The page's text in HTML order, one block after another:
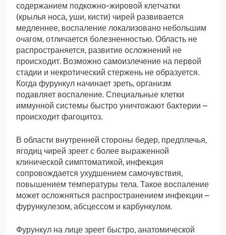
содержанием подкожно-жировой клетчатки
(крылья носа, уши, кисти) чирей развивается
медленнее, воспаление локализовано небольшим
очагом, отличается болезненностью. Область не
распространяется, развитие осложнений не
происходит. Возможно самоизлечение на первой
стадии и некротический стержень не образуется.
Когда фурункул начинает зреть, организм
подавляет воспаление. Специальные клетки
иммунной системы быстро уничтожают бактерии –
происходит фагоцитоз.
В области внутренней стороны бедер, предплечья,
ягодиц чирей зреет с более выраженной
клинической симптоматикой, инфекция
сопровождается ухудшением самочувствия,
повышением температуры тела. Такое воспаление
может осложняться распространением инфекции –
фурункулезом, абсцессом и карбункулом.
Фурункул на лице зреет быстро, анатомической